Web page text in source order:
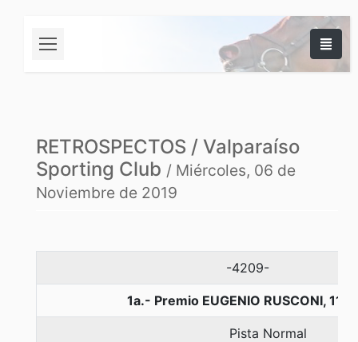
RETROSPECTOS / Valparaíso
Sporting Club / Miércoles, 06 de
Noviembre de 2019
-4209-
1a.- Premio EUGENIO RUSCONI,
Pista Normal